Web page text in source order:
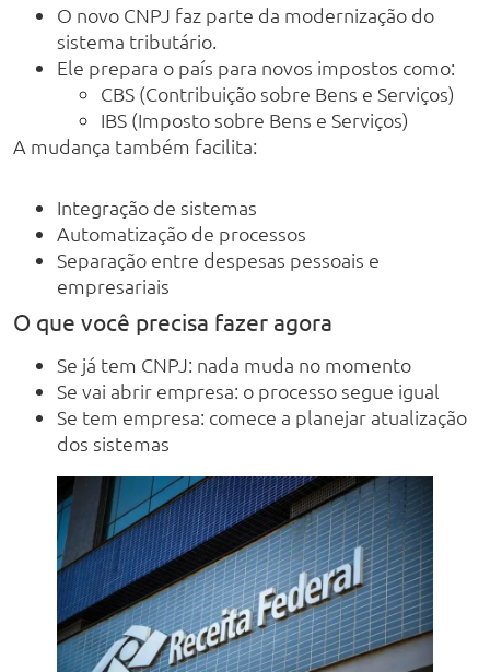
O novo CNPJ faz parte da modernização do
sistema tributário.
Ele prepara o país para novos impostos como:
CBS (Contribuição sobre Bens e Serviços)
IBS (Imposto sobre Bens e Serviços)
A mudança também facilita:
Integração de sistemas
Automatização de processos
Separação entre despesas pessoais e
empresariais
O que você precisa fazer agora
Se já tem CNPJ: nada muda no momento
Se vai abrir empresa: o processo segue igual
Se tem empresa: comece a planejar atualização
dos sistemas